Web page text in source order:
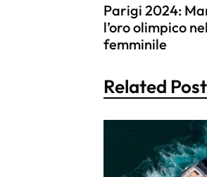
Parigi 2024:
l’oro olimpico
femminile
Related